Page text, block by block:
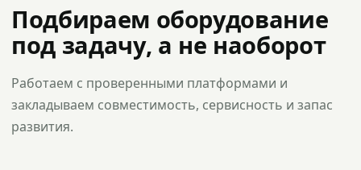
Подбираем оборудование
под задачу, а не наоборот
Работаем с проверенными платформами и
закладываем совместимость, сервисность и запас
развития.